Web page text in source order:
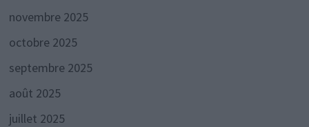
novembre 2025
octobre 2025
septembre 2025
août 2025
juillet 2025